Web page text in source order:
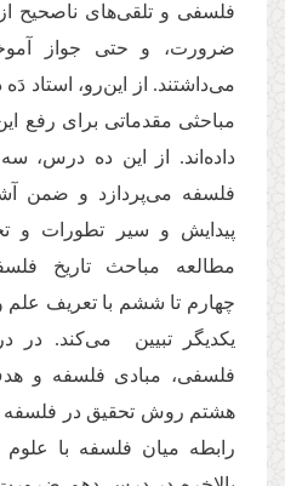
فلسفى و تلقی‌هاى ناصحیح
ضرورت، و حتى جواز
مى‌داشتند. از این‌رو، استاد
مباحثى مقدماتى براى رفع
داده‌اند. از این ده درس،
فلسفه می‌پردازد و ضمن
پیدایش و سیر تطورات و
مطالعه مباحث تاریخ
چهارم تا ششم با تعریف علم
یكدیگر تبیین می‌کند.
فلسفى، مبادى فلسفه و
هشتم روش تحقیق در فلسفه
رابطه میان فلسفه با